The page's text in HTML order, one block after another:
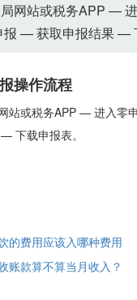
网站或税务APP —
— 获取申报结果 —
操作流程
站或税务APP — 进入
下载申报表。
的费用应该入哪种费用
账款算不算当月收入？